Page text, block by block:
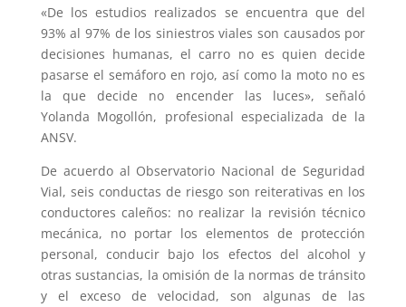
«De los estudios realizados se encuentra que del
93% al 97% de los siniestros viales son causados por
decisiones humanas, el carro no es quien decide
pasarse el semáforo en rojo, así como la moto no es
la que decide no encender las luces», señaló
Yolanda Mogollón, profesional especializada de la
ANSV.
De acuerdo al Observatorio Nacional de Seguridad
Vial, seis conductas de riesgo son reiterativas en los
conductores caleños: no realizar la revisión técnico
mecánica, no portar los elementos de protección
personal, conducir bajo los efectos del alcohol y
otras sustancias, la omisión de la normas de tránsito
y el exceso de velocidad, son algunas de las